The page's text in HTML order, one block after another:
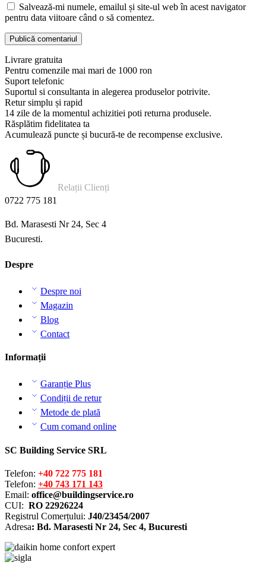
Salvează-mi numele, emailul și site-ul web în acest navigator
pentru data viitoare când o să comentez.
Livrare gratuita
Pentru comenzile mai mari de 1000 ron
Suport telefonic
Suportul si consultanta in alegerea produselor potrivite.
Retur simplu și rapid
14 zile de la momentul achizitiei poti returna produsele.
Răsplătim fidelitatea ta
Acumulează puncte și bucură-te de recompense exclusive.
Relații Clienți
0722 775 181
Bd. Marasesti Nr 24, Sec 4
Bucuresti.
Despre
Despre noi
Magazin
Blog
Contact
Informații
Garanție Plus
Condiții de retur
Metode de plată
Cum comand online
SC Building Service SRL
Telefon: +40 722 775 181
Telefon: +40 743 171 143
Email: office@buildingservice.ro
CUI: RO 22926224
Registrul Comerțului: J40/23454/2007
Adresa: Bd. Marasesti Nr 24, Sec 4, Bucuresti